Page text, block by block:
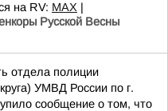
на RV: MAX |
Русской Весны
отдела полиции
УМВД России по г.
сообщение о том, что